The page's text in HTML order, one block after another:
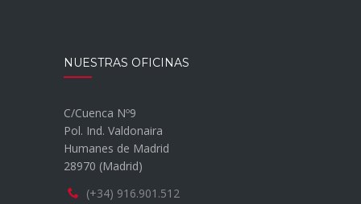
NUESTRAS OFICINAS
C/Cuenca Nº9
Pol. Ind. Valdonaira
Humanes de Madrid
28970 (Madrid)
(+34) 916.901.512